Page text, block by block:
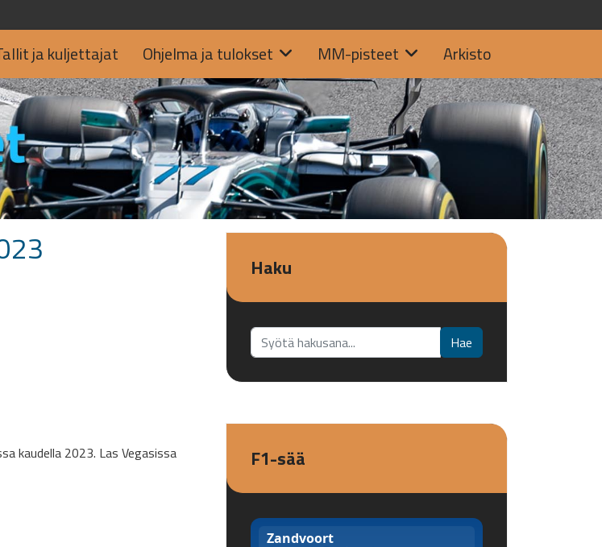
ja kuljettajat Ohjelma ja tulokset MM-pisteet Arkisto
kaudella 2023. Las Vegasissa
Haku
Etsi... Hae
F1-sää